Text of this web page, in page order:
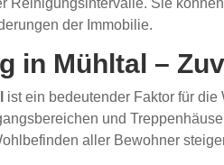
Reinigungsintervalle. Sie
der Immobilie.
in Mühltal –
ist ein bedeutender Faktor für
und
aller Bewohner